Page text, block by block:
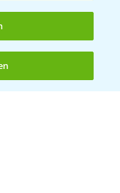
5:47
- Vorteile